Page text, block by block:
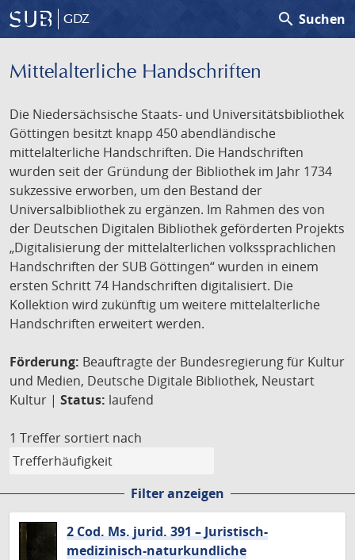
GDZ search Suchen
Mittelalterliche Handschriften
Die Niedersächsische Staats- und Universitätsbibliothek
Göttingen besitzt knapp 450 abendländische
mittelalterliche Handschriften. Die Handschriften
wurden seit der Gründung der Bibliothek im Jahr 1734
sukzessive erworben, um den Bestand der
Universalbibliothek zu ergänzen. Im Rahmen des von
der Deutschen Digitalen Bibliothek geförderten Projekts
„Digitalisierung der mittelalterlichen volkssprachlichen
Handschriften der SUB Göttingen“ wurden in einem
ersten Schritt 74 Handschriften digitalisiert. Die
Kollektion wird zukünftig um weitere mittelalterliche
Handschriften erweitert werden.
Förderung: Beauftragte der Bundesregierung für Kultur
und Medien, Deutsche Digitale Bibliothek, Neustart
Kultur | Status: laufend
1 Treffer sortiert nach
Filter anzeigen
2 Cod. Ms. jurid. 391 – Juristisch-
medizinisch-naturkundliche